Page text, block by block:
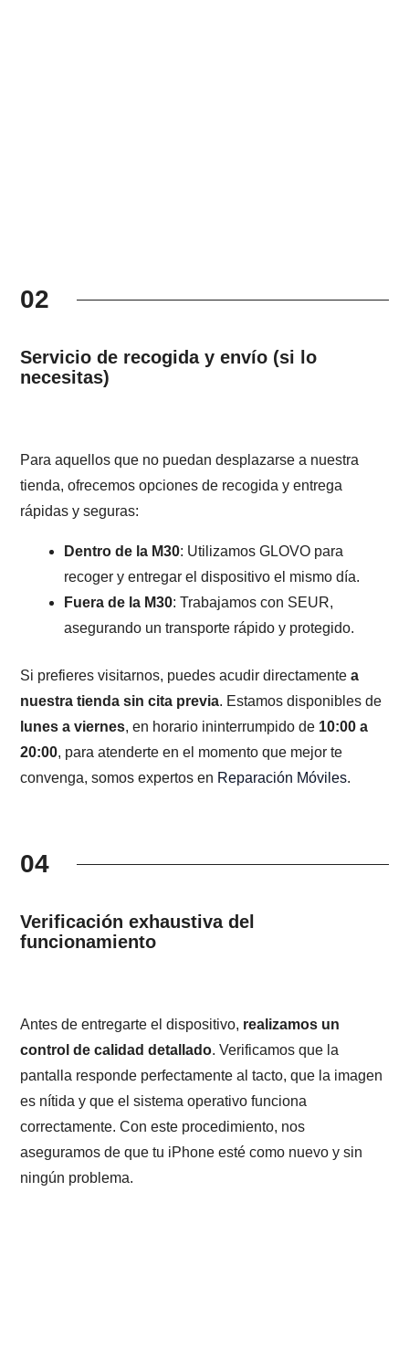
02
Servicio de recogida y envío (si lo
necesitas)
Para aquellos que no puedan desplazarse a nuestra
tienda, ofrecemos opciones de recogida y entrega
rápidas y seguras:
Dentro de la M30: Utilizamos GLOVO para
recoger y entregar el dispositivo el mismo día.
Fuera de la M30: Trabajamos con SEUR,
asegurando un transporte rápido y protegido.
Si prefieres visitarnos, puedes acudir directamentea
nuestra tienda sin cita previa. Estamos disponibles de
lunes a viernes, en horario ininterrumpido de 10:00 a
20:00, para atenderte en el momento que mejor te
convenga, somos expertos en Reparación Móviles.
04
Verificación exhaustiva del
funcionamiento
Antes de entregarte el dispositivo, realizamos un
control de calidad detallado. Verificamos que la
pantalla responde perfectamente al tacto, que la imagen
es nítida y que el sistema operativo funciona
correctamente. Con este procedimiento, nos
aseguramos de que tu iPhone esté como nuevo y sin
ningún problema.